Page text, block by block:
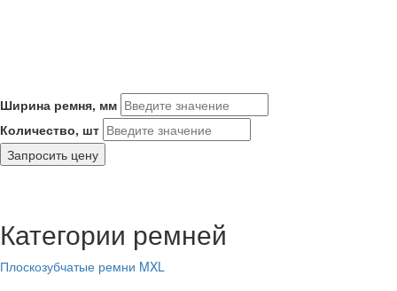
Ширина ремня, мм
Количество, шт
Запросить цену
Категории ремней
Плоскозубчатые ремни MXL